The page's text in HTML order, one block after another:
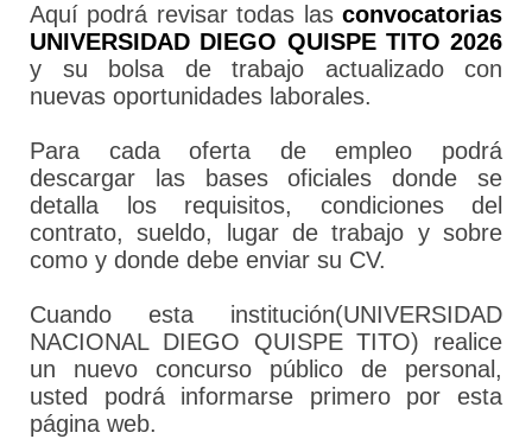
Aquí podrá revisar todas las convocatorias
UNIVERSIDAD DIEGO QUISPE TITO 2026
y su bolsa de trabajo actualizado con
nuevas oportunidades laborales.
Para cada oferta de empleo podrá
descargar las bases oficiales donde se
detalla los requisitos, condiciones del
contrato, sueldo, lugar de trabajo y sobre
como y donde debe enviar su CV.
Cuando esta institución(UNIVERSIDAD
NACIONAL DIEGO QUISPE TITO) realice
un nuevo concurso público de personal,
usted podrá informarse primero por esta
página web.